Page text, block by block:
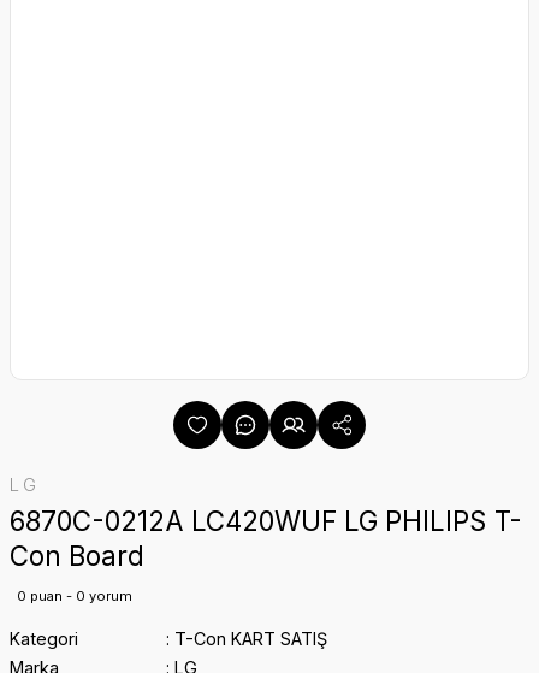
LG
6870C-0212A LC420WUF LG PHILIPS T-
Con Board
0 puan - 0 yorum
Kategori
T-Con KART SATIŞ
Marka
LG